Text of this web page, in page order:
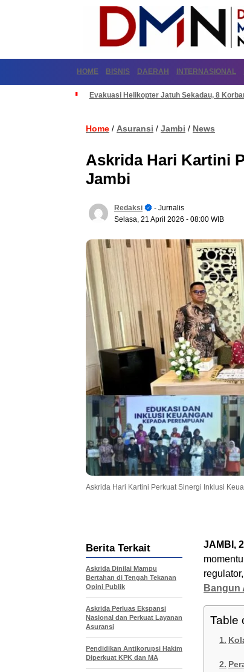
HOME BISNIS DAERAH INTERNASIONAL
Evakuasi Helikopter Jatuh Sekadau, 8
Home / Asuransi / Jambi / News
Askrida Hari Kartini
Jambi
Redaksi
- Jurnalis
Selasa, 21 April 2026 - 08:00 WIB
Askrida Hari Kartini Perkuat Sinergi Inklusi
JAMBI,
Bangun
Table
Berita Terkait
Askrida Dinilai Mampu
Bertahan di Tengah Tekanan
Opini Publik
Askrida Perluas Ekspansi
Nasional dan Perkuat Layanan
Asuransi
Pendidikan Antikorupsi Hakim
Diperkuat KPK dan MA